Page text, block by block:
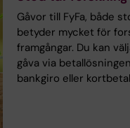
Gåvor till FyFa, både
betyder mycket för
framgångar. Du kan
gåva via
bankgiro eller